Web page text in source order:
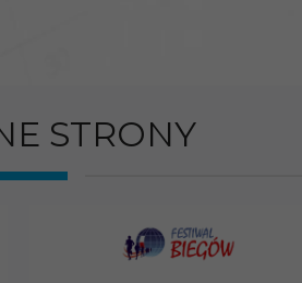
STRONY